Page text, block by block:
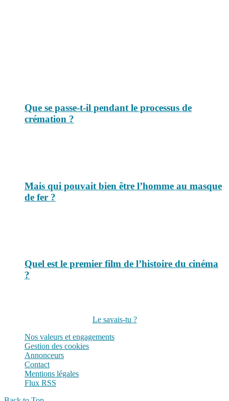
Que se passe-t-il pendant le processus de
crémation ?
Mais qui pouvait bien être l’homme au masque
de fer ?
Quel est le premier film de l’histoire du cinéma
?
Le savais-tu ?
Nos valeurs et engagements
Gestion des cookies
Annonceurs
Contact
Mentions légales
Flux RSS